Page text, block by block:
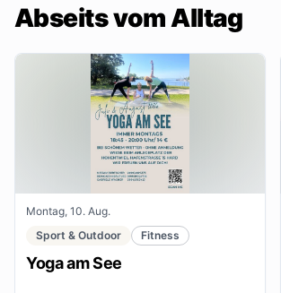
Abseits vom Alltag
Montag, 10. Aug.
Sport & Outdoor
Fitness
Yoga am See